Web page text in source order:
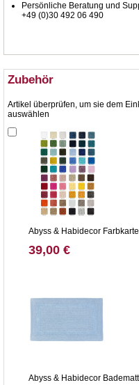
Persönliche Beratung und
+49 (0)30 492 06 490
Zubehör
Artikel überprüfen, um sie dem
auswählen
Abyss & Habidecor
39,00 €
Abyss & Habidecor